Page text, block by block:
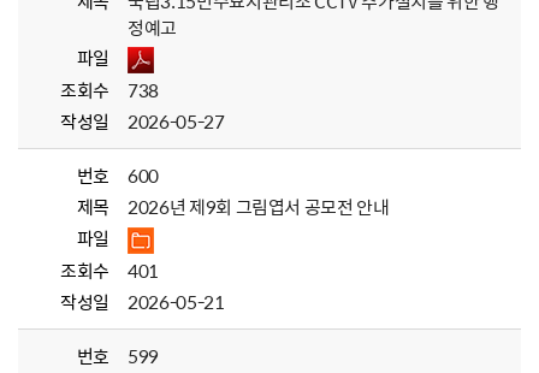
정예고
파일
조회수
738
작성일
2026-05-27
번호
600
제목
2026년 제9회 그림엽서 공모전 안내
파일
조회수
401
작성일
2026-05-21
번호
599